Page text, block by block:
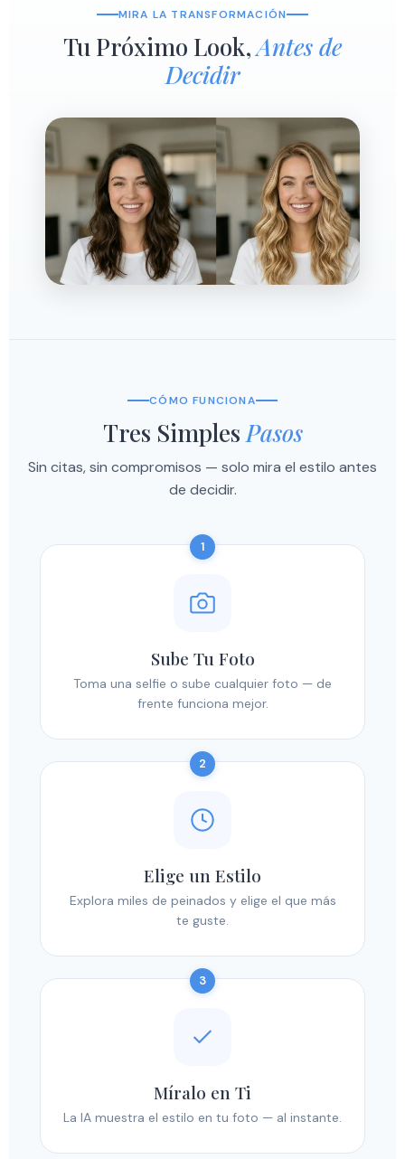
MIRA LA TRANSFORMACIÓN
Tu Próximo Look,Antes de
Decidir
CÓMO FUNCIONA
Tres Simples Pasos
Sin citas, sin compromisos — solo mira el estilo antes
de decidir.
1
Sube Tu Foto
Toma una selfie o sube cualquier foto — de
frente funciona mejor.
2
Elige un Estilo
Explora miles de peinados y elige el que más
te guste.
3
Míralo en Ti
La IA muestra el estilo en tu foto — al instante.